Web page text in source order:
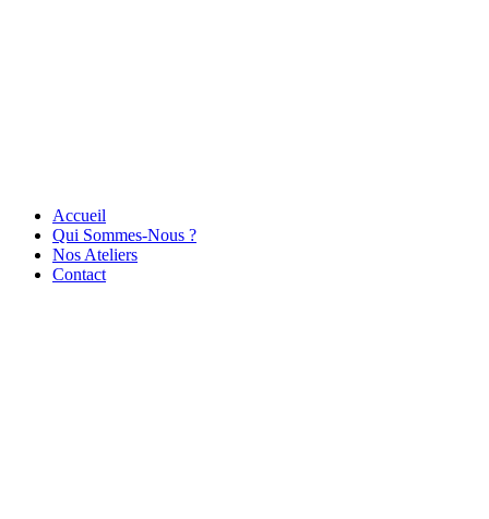
Accueil
Qui Sommes-Nous ?
Nos Ateliers
Contact